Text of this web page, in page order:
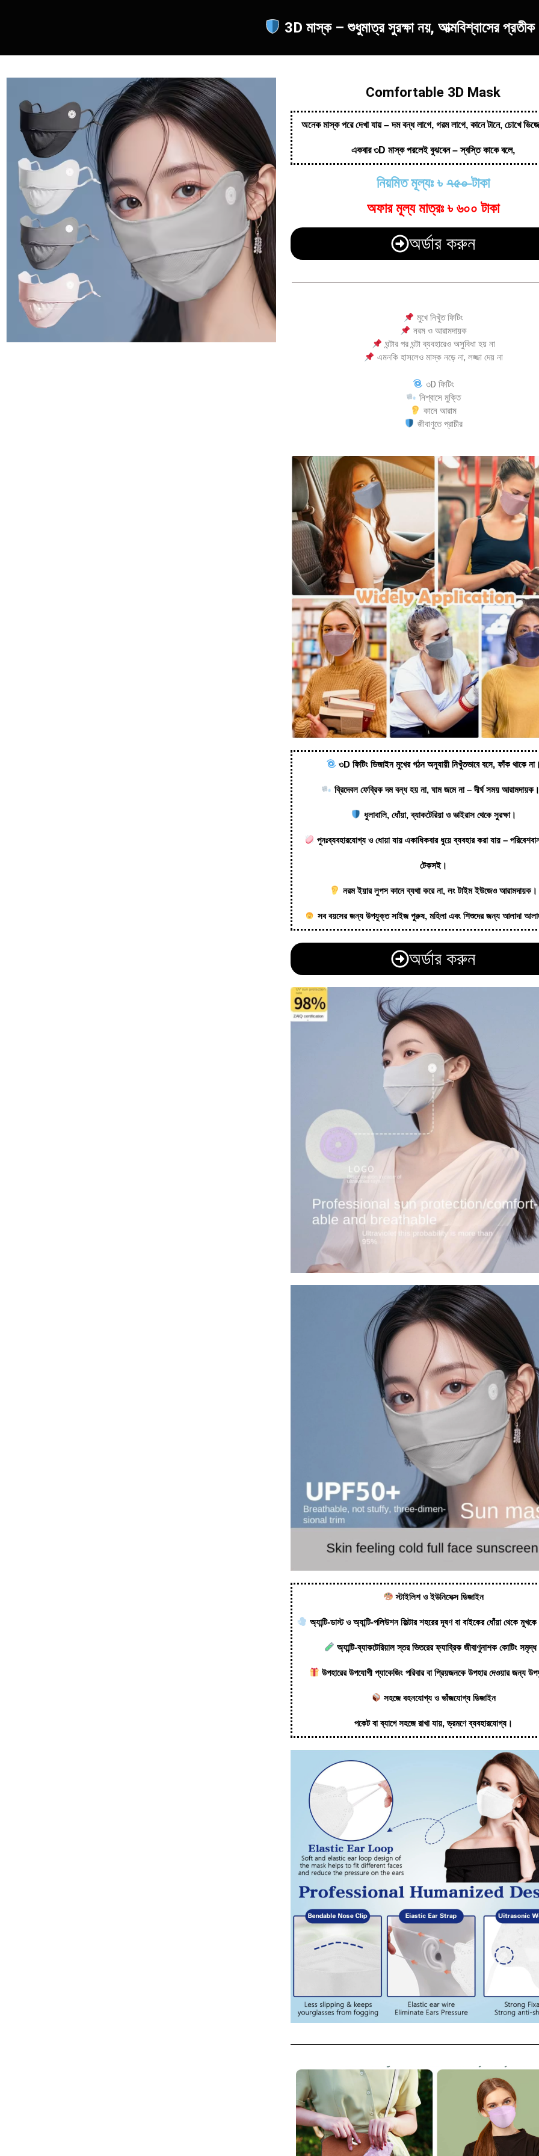
3D মাস্ক – শুধুমাত্র সুরক্ষা নয়, আত্মবিশ্বাসের
Comfortable 3D Mask
অনেক মাস্ক পরে দেখা যায় – দম বন্ধ লাগে, গরম লাগে, কানে টানে, চোখে
একবার ৩D মাস্ক পরলেই বুঝবেন – স্বস্তি কাকে বলে,
নিয়মিত মূল্যঃ ৳৭৫০টাকা
অফার মূল্য মাত্রঃ ৳ ৬০০ টাকা
অর্ডার করুন
মুখে নিখুঁত ফিটিং
নরম ও আরামদায়ক
ঘন্টার পর ঘন্টা ব্যবহারেও অসুবিধা হয় না
এমনকি হাসলেও মাস্ক নড়ে না, লজ্জা দেয় না
৩D ফিটিং
নিশ্বাসে মুক্তি
কানে আরাম
জীবাণুতে প্রাচীর
৩D ফিটিং ডিজাইন মুখের গঠন অনুযায়ী নিখুঁতভাবে বসে, ফাঁক থাকে
ব্রিদেবল ফেব্রিক দম বন্ধ হয় না, ঘাম জমে না – দীর্ঘ সময়
ধুলাবালি, ধোঁয়া, ব্যাকটেরিয়া ও ভাইরাস থেকে সুরক্ষা।
পুনঃব্যবহারযোগ্য ও ধোয়া যায় একাধিকবার ধুয়ে ব্যবহার করা যায় –
টেকসই।
নরম ইয়ার লুপস কানে ব্যথা করে না, লং টাইম ইউজেও আরামদায়ক।
সব বয়সের জন্য উপযুক্ত সাইজ পুরুষ, মহিলা এবং শিশুদের জন্য আলাদা
অর্ডার করুন
স্টাইলিশ ও ইউনিসেক্স ডিজাইন
অ্যান্টি-ডাস্ট ও অ্যান্টি-পলিউশন ফিল্টার শহরের দূষণ বা বাইকের ধোঁয়া থেকে
অ্যান্টি-ব্যাকটেরিয়াল স্তর ভিতরের ফ্যাব্রিক জীবাণুনাশক কোটিং
উপহারের উপযোগী প্যাকেজিং পরিবার বা প্রিয়জনকে উপহার দেওয়ার জন্য
সহজে বহনযোগ্য ও ভাঁজযোগ্য ডিজাইন
পকেট বা ব্যাগে সহজে রাখা যায়, ভ্রমণে ব্যবহারযোগ্য।